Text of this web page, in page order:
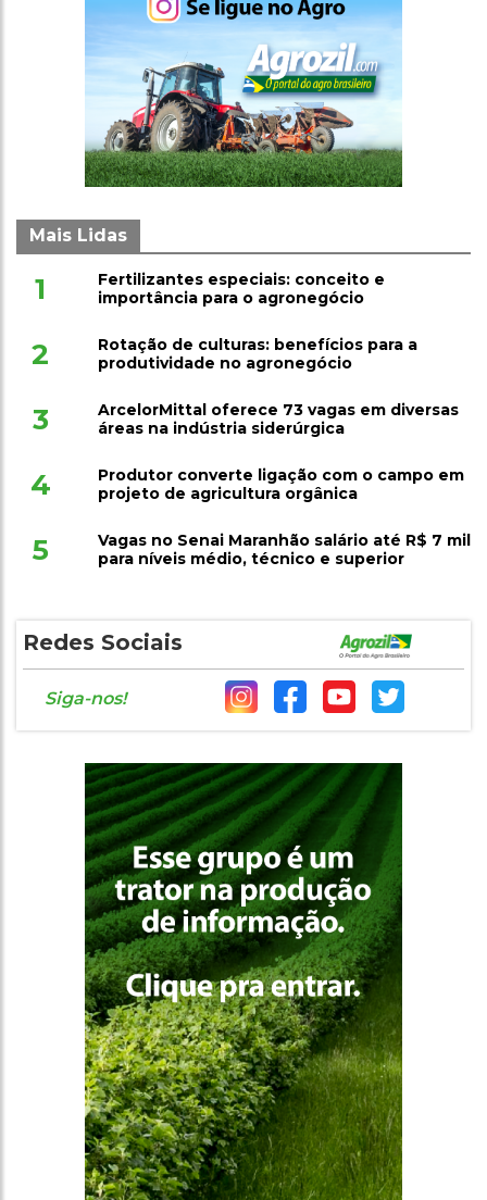
Mais Lidas
1
Fertilizantes especiais: conceito e
importância para o agronegócio
2
Rotação de culturas: benefícios para a
produtividade no agronegócio
3
ArcelorMittal oferece 73 vagas em diversas
áreas na indústria siderúrgica
4
Produtor converte ligação com o campo em
projeto de agricultura orgânica
5
Vagas no Senai Maranhão salário até R$ 7 mil
para níveis médio, técnico e superior
Redes Sociais
Siga-nos!